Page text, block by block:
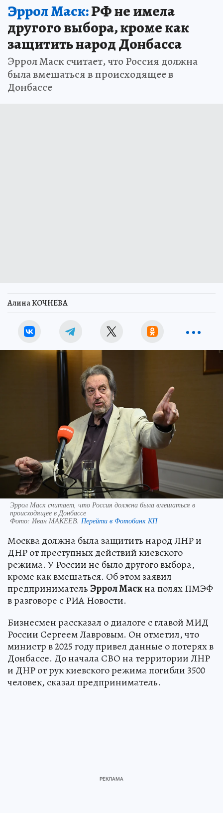
Эррол Маск:РФ не имела
другого выбора, кроме как
защитить народ Донбасса
Эррол Маск считает, что Россия должна
была вмешаться в происходящее в
Донбассе
Алина КОЧНЕВА
Эррол Маск считает, что Россия должна была вмешаться в
происходящее в Донбассе
Фото: Иван МАКЕЕВ. Перейти в Фотобанк КП
Москва должна была защитить народ ЛНР и
ДНР от преступных действий киевского
режима. У России не было другого выбора,
кроме как вмешаться. Об этом заявил
предприниматель Эррол Маскна полях ПМЭФ
в разговоре с РИА Новости.
Бизнесмен рассказал о диалоге с главой МИД
России Сергеем Лавровым. Он отметил, что
министр в 2025 году привел данные о потерях в
Донбассе. До начала СВО на территории ЛНР
и ДНР от рук киевского режима погибли 3500
человек, сказал предприниматель.